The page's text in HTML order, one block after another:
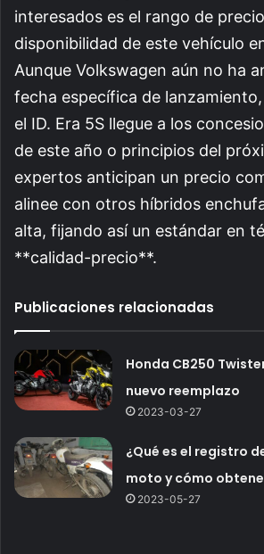
interesados es el rango de
disponibilidad de este vehículo
Aunque Volkswagen aún no ha
fecha específica de
el ID. Era 5S llegue a los
de este año o principios del
expertos anticipan un precio
alinee con otros híbridos
alta, fijando así un estándar en
**calidad-precio**.
Publicaciones relacionadas
Honda CB250
nuevo reemplazo
2023-03-27
¿Qué es el registro
moto y cómo
2023-05-27